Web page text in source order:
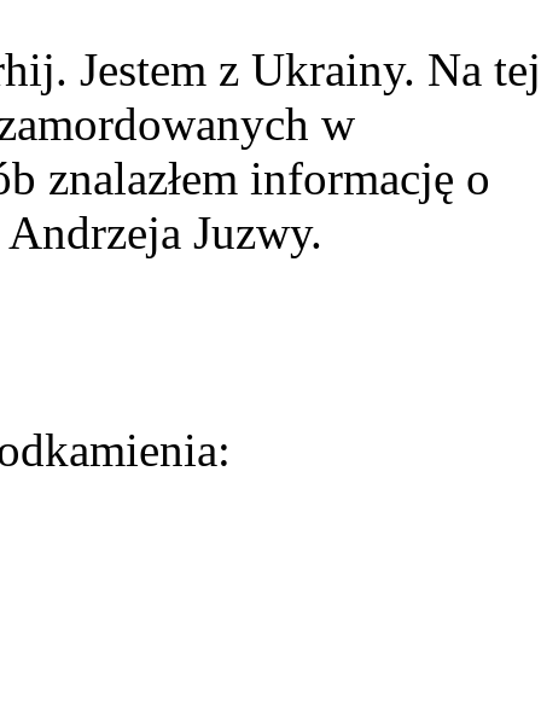
Jestem z Ukrainy. Na tej
w
znalazłem informację o
Juzwy.